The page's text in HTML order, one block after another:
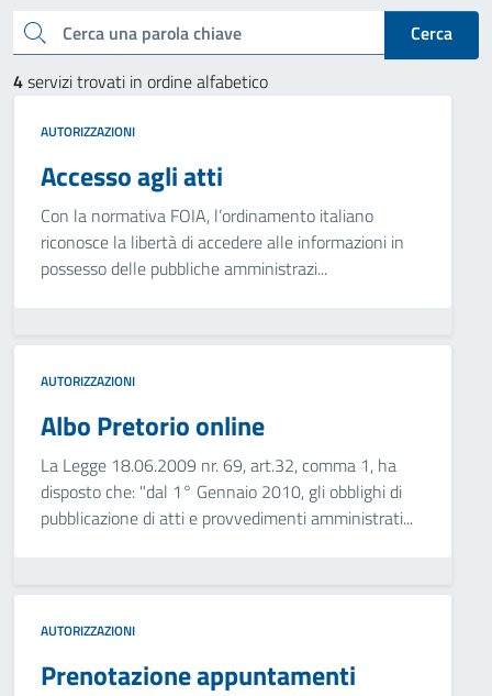
Cerca una parola chiave
Cerca
4servizi trovati in ordine alfabetico
AUTORIZZAZIONI
Accesso agli atti
Con la normativa FOIA, l’ordinamento italiano
riconosce la libertà di accedere alle informazioni in
possesso delle pubbliche amministrazi...
AUTORIZZAZIONI
Albo Pretorio online
La Legge 18.06.2009 nr. 69, art.32, comma 1, ha
disposto che: "dal 1° Gennaio 2010, gli obblighi di
pubblicazione di atti e provvedimenti amministrati...
AUTORIZZAZIONI
Prenotazione appuntamenti